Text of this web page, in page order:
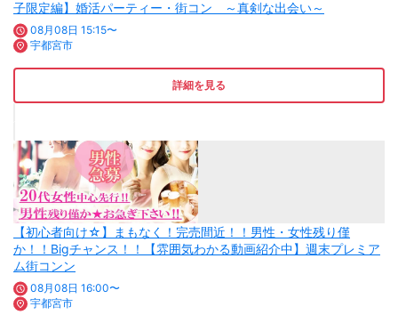
子限定編】婚活パーティー・街コン ～真剣な出会い～
08月08日 15:15〜
宇都宮市
詳細を見る
【初心者向け☆】まもなく！完売間近！！男性・女性残り僅
か！！Bigチャンス！！【雰囲気わかる動画紹介中】週末プレミア
ム街コンン
08月08日 16:00〜
宇都宮市